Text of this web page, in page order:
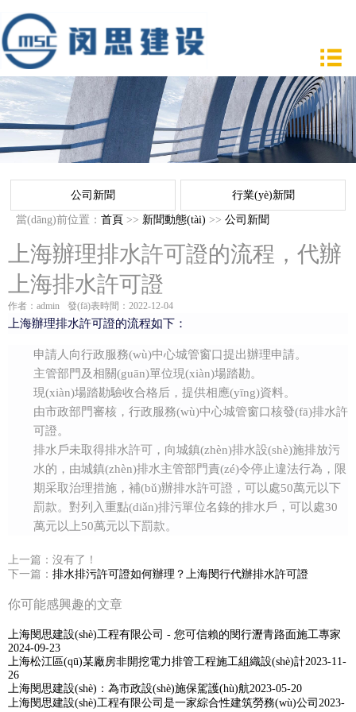
公司新聞 行業(yè)新聞
當(dāng)前位置： 首頁 >> 新聞動態(tài) >> 公司新聞
上海辦理排水許可證的流程，代辦
上海排水許可證
作者：admin 發(fā)表時間：2022-12-04
上海辦理排水許可證的流程如下：
申請人向行政服務(wù)中心城管窗口提出辦理申請。
主管部門及相關(guān)單位現(xiàn)場踏勘。
現(xiàn)場踏勘驗收合格后，提供相應(yīng)資料。
由市政部門審核，行政服務(wù)中心城管窗口核發(fā)排水許
可證。
排水戶未取得排水許可，向城鎮(zhèn)排水設(shè)施排放污
水的，由城鎮(zhèn)排水主管部門責(zé)令停止違法行為，限
期采取治理措施，補(bǔ)辦排水許可證，可以處50萬元以下
罰款。對列入重點(diǎn)排污單位名錄的排水戶，可以處30
萬元以上50萬元以下罰款。
上一篇： 沒有了！
下一篇： 排水排污許可證如何辦理？上海閔行代辦排水許可證
你可能感興趣的文章
上海閔思建設(shè)工程有限公司 - 您可信賴的閔行瀝青路面施工專家
2024-09-23
上海松江區(qū)某廠房非開挖電力排管工程施工組織設(shè)計2023-11-
26
上海閔思建設(shè)：為市政設(shè)施保駕護(hù)航2023-05-20
上海閔思建設(shè)工程有限公司是一家綜合性建筑勞務(wù)公司 2023-